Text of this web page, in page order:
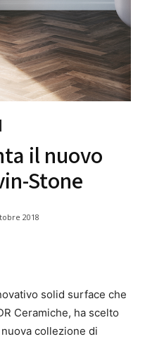
il nuovo
Stone
2018
solid surface che
Ceramiche, ha scelto
nuova collezione di